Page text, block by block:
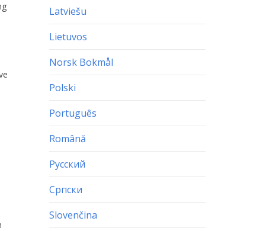
Latviešu
Lietuvos
Norsk Bokmål
Polski
Português
Română
Русский
Српски
Slovenčina